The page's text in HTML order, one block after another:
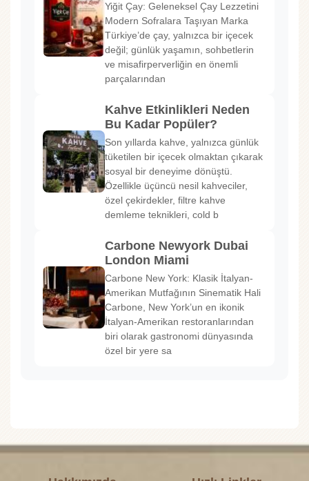
Yiğit Çay: Geleneksel Çay Lezzetini
Modern Sofralara Taşıyan Marka
Türkiye’de çay, yalnızca bir içecek
değil; günlük yaşamın, sohbetlerin
ve misafirperverliğin en önemli
parçalarından
Kahve Etkinlikleri Neden
Bu Kadar Popüler?
Son yıllarda kahve, yalnızca günlük
tüketilen bir içecek olmaktan çıkarak
sosyal bir deneyime dönüştü.
Özellikle üçüncü nesil kahveciler,
özel çekirdekler, filtre kahve
demleme teknikleri, cold b
Carbone Newyork Dubai
London Miami
Carbone New York: Klasik İtalyan-
Amerikan Mutfağının Sinematik Hali
Carbone, New York’un en ikonik
İtalyan-Amerikan restoranlarından
biri olarak gastronomi dünyasında
özel bir yere sa